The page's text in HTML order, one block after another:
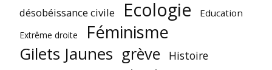
désobéissance civile Ecologie Education
Extrême droite Féminisme
Gilets Jaunes grève Histoire